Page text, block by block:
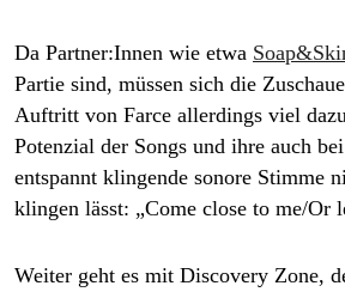
Da Part­ne­r:In­nen wie etwa
Partie sind, müssen sich die
Auftritt von Farce allerdings viel
Potenzial der Songs und ihre auch
entspannt klingende sonore Stimme
klingen lässt: „Come close to me/Or
Weiter geht es mit Discovery Zone,